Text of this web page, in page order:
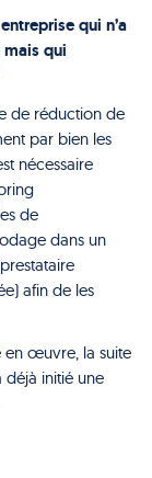
qui n’a
qui
de réduction de
par bien les
nécessaire
de
dans un
afin de les
en œuvre, la suite
déjà initié une